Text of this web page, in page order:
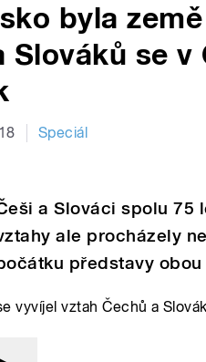
byla
Slováků se
Speciál
a Slováci spolu 75
ale procházely
představy
vyvíjel vztah Čechů a